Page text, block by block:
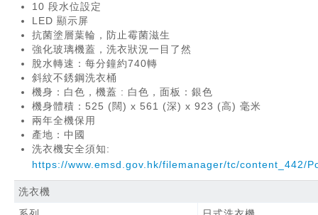
10 段水位設定
LED 顯示屏
抗菌塗層葉輪，防止霉菌滋生
強化玻璃機蓋，洗衣狀況一目了然
脫水轉速：每分鐘約740轉
斜紋不銹鋼洗衣桶
機身：白色，機蓋 : 白色，面板：銀色
機身體積：525 (闊) x 561 (深) x 923 (高) 毫米
兩年全機保用
產地：中國
洗衣機安全須知:
https://www.emsd.gov.hk/filemanager/tc/content_442/
洗衣機